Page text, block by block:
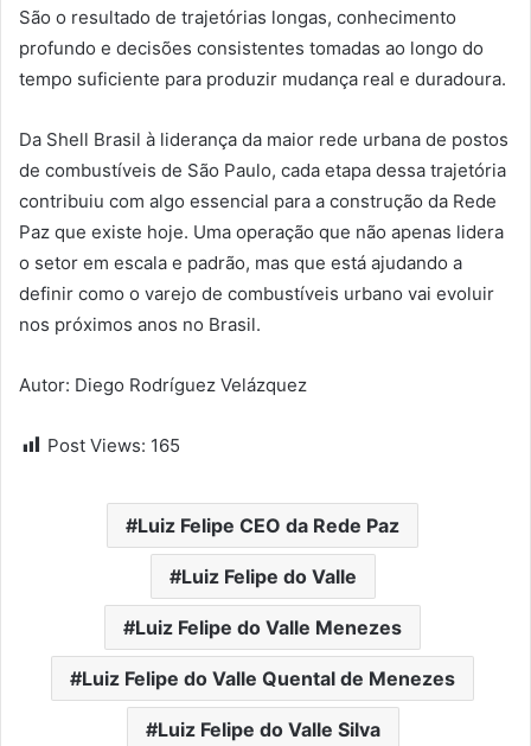
São o resultado de trajetórias longas, conhecimento
profundo e decisões consistentes tomadas ao longo do
tempo suficiente para produzir mudança real e duradoura.
Da Shell Brasil à liderança da maior rede urbana de postos
de combustíveis de São Paulo, cada etapa dessa trajetória
contribuiu com algo essencial para a construção da Rede
Paz que existe hoje. Uma operação que não apenas lidera
o setor em escala e padrão, mas que está ajudando a
definir como o varejo de combustíveis urbano vai evoluir
nos próximos anos no Brasil.
Autor: Diego Rodríguez Velázquez
Post Views: 165
Luiz Felipe CEO da Rede Paz
Luiz Felipe do Valle
Luiz Felipe do Valle Menezes
Luiz Felipe do Valle Quental de Menezes
Luiz Felipe do Valle Silva